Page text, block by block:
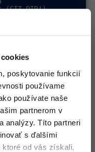
poskytovanie funkcií
používame
používate naše
partnerom v
analýzy. Títo partneri
s ďalšími
ktoré od vás získali,
príkazom cat